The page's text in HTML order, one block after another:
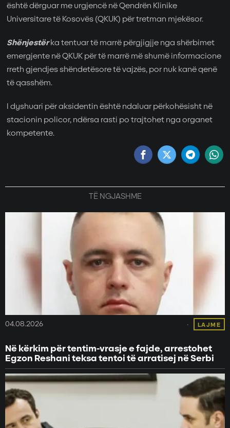
është dërguar me urgjencë në Qendrën Klinike
Universitare të Kosovës (QKUK) për tretman mjekësor.
Shënjestërka tentuar të marrë përgjigjje nga shërbimet
emergjente në QKUK për të marrë më shumë informacione
rreth gjendjes shëndetësore të vajzës, por nuk kanë qenë
të qasshëm.
I dyshuari për aksidentin është ndaluar përkohësisht në
stacionin policor, ndërsa rasti po trajtohet nga organet
kompetente.
TË NGJASHME
04.08.2026 LAJME
Në kërkim për tentim-vrasje e fajde, arrestohet
Egzon Reshani teksa tentoi të arratisej në Serbi